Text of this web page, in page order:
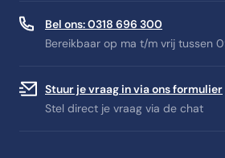
Bel ons: 0318 696 300
Bereikbaar op ma t/m vrij tussen
Stuur je vraag in via ons formulier
Stel direct je vraag via de chat